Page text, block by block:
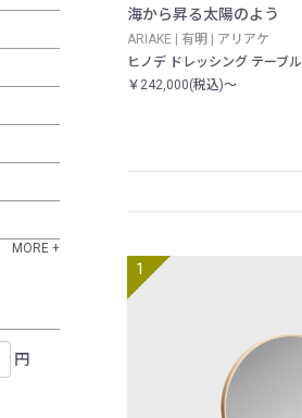
MORE +
円
海から昇る太陽のよう
ARIAKE | 有明 | アリアケ
ヒノデ ドレッシング テーブル
￥242,000(税込)～